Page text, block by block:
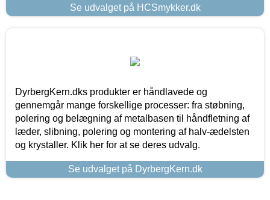
Se udvalget på HCSmykker.dk
DyrbergKern.dks produkter er håndlavede og
gennemgår mange forskellige processer: fra støbning,
polering og belægning af metalbasen til håndfletning af
læder, slibning, polering og montering af halv-ædelsten
og krystaller. Klik her for at se deres udvalg.
Se udvalget på DyrbergKern.dk